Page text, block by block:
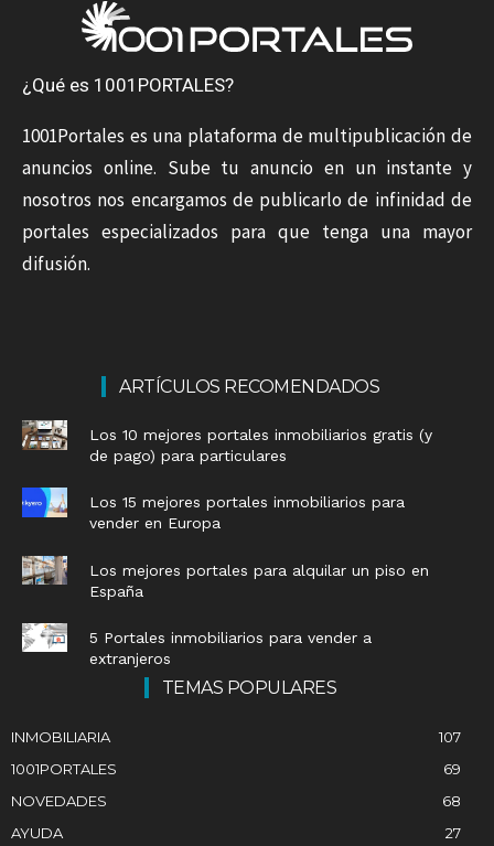
¿Qué es 1001PORTALES?
1001Portales es una plataforma de multipublicación de
anuncios online. Sube tu anuncio en un instante y
nosotros nos encargamos de publicarlo de infinidad de
portales especializados para que tenga una mayor
difusión.
ARTÍCULOS RECOMENDADOS
Los 10 mejores portales inmobiliarios gratis (y
de pago) para particulares
Los 15 mejores portales inmobiliarios para
vender en Europa
Los mejores portales para alquilar un piso en
España
5 Portales inmobiliarios para vender a
extranjeros
TEMAS POPULARES
INMOBILIARIA
107
1001PORTALES
69
NOVEDADES
68
AYUDA
27